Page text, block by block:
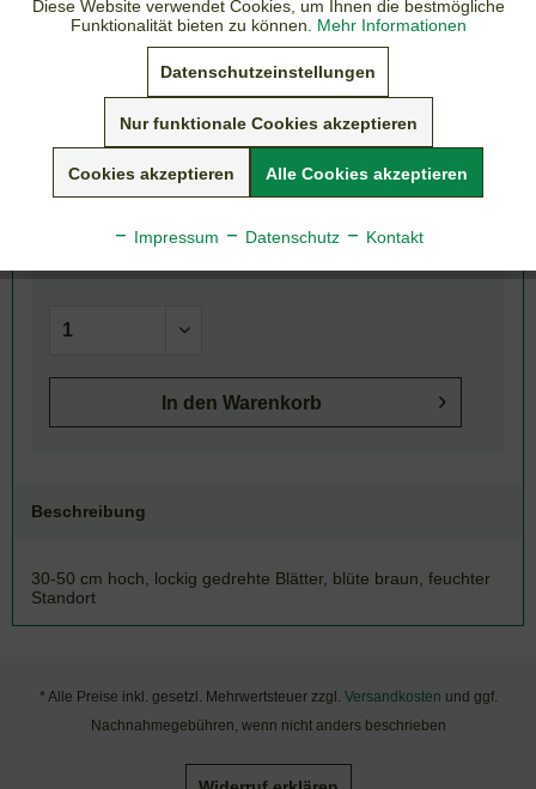
4,55 € *
inkl. gesetzlicher MwSt.
zzgl. Versandkosten
In den Warenkorb
Beschreibung
30-50 cm hoch, lockig gedrehte Blätter, blüte braun, feuchter
Standort
* Alle Preise inkl. gesetzl. Mehrwertsteuer zzgl. Versandkosten und ggf.
Nachnahmegebühren, wenn nicht anders beschrieben
Diese Website verwendet Cookies, um Ihnen die bestmögliche
Funktionalität bieten zu können. Mehr Informationen
Datenschutzeinstellungen
Nur funktionale Cookies akzeptieren
Cookies akzeptieren Alle Cookies akzeptieren
Impressum Datenschutz Kontakt